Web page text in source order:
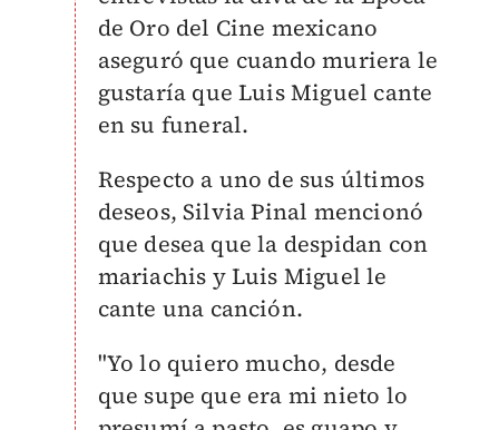
de Oro del Cine mexicano
aseguró que cuando muriera le
gustaría que Luis Miguel cante
en su funeral.
Respecto a uno de sus últimos
deseos, Silvia Pinal mencionó
que desea que la despidan con
mariachis y Luis Miguel le
cante una canción.
"Yo lo quiero mucho, desde
que supe que era mi nieto lo